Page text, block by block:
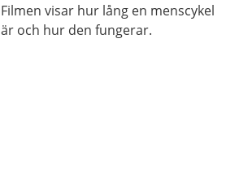
Filmen visar hur lång en menscykel
är och hur den fungerar.
Filmen visar vad mens är och vad
som händer i kroppen.